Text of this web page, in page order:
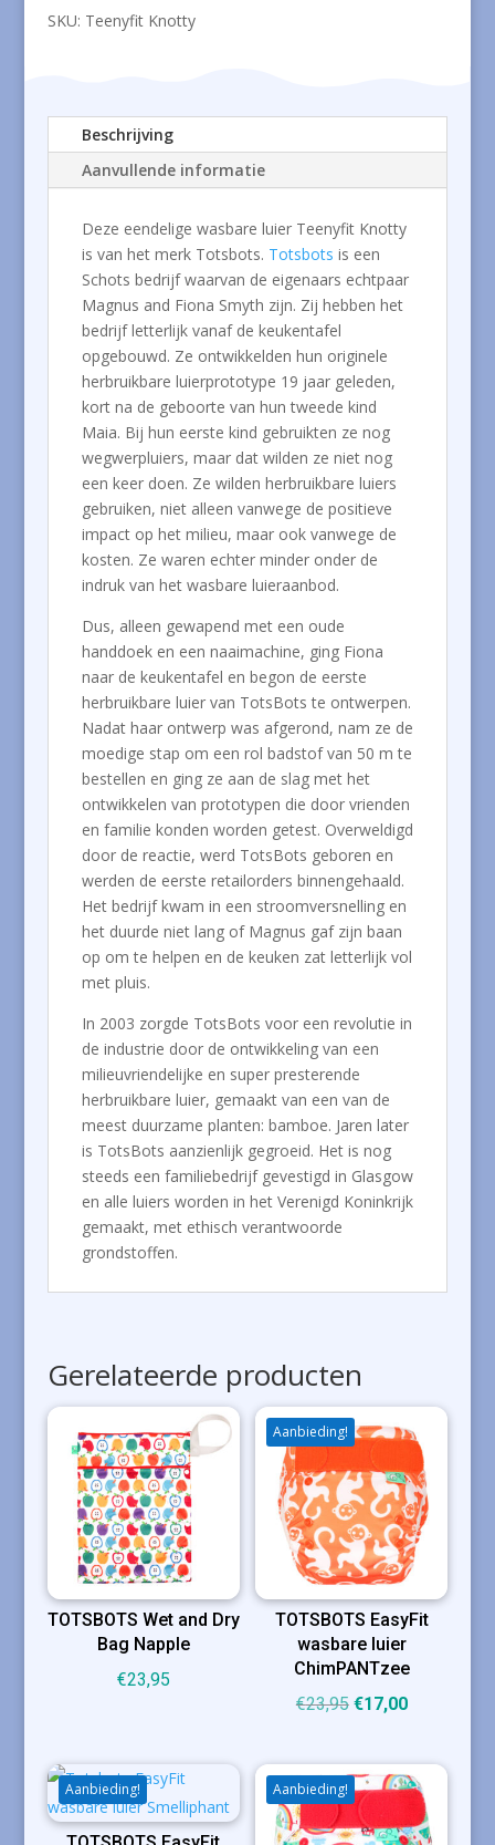
luier
allerkleinsten
aantal
SKU: Teenyfit Knotty
Beschrijving
Aanvullende informatie
Deze eendelige wasbare luier Teenyfit Knotty
is van het merk Totsbots. Totsbots is een
Schots bedrijf waarvan de eigenaars echtpaar
Magnus and Fiona Smyth zijn. Zij hebben het
bedrijf letterlijk vanaf de keukentafel
opgebouwd. Ze ontwikkelden hun originele
herbruikbare luierprototype 19 jaar geleden,
kort na de geboorte van hun tweede kind
Maia. Bij hun eerste kind gebruikten ze nog
wegwerpluiers, maar dat wilden ze niet nog
een keer doen. Ze wilden herbruikbare luiers
gebruiken, niet alleen vanwege de positieve
impact op het milieu, maar ook vanwege de
kosten. Ze waren echter minder onder de
indruk van het wasbare luieraanbod.
Dus, alleen gewapend met een oude
handdoek en een naaimachine, ging Fiona
naar de keukentafel en begon de eerste
herbruikbare luier van TotsBots te ontwerpen.
Nadat haar ontwerp was afgerond, nam ze de
moedige stap om een rol badstof van 50 m te
bestellen en ging ze aan de slag met het
ontwikkelen van prototypen die door vrienden
en familie konden worden getest. Overweldigd
door de reactie, werd TotsBots geboren en
werden de eerste retailorders binnengehaald.
Het bedrijf kwam in een stroomversnelling en
het duurde niet lang of Magnus gaf zijn baan
op om te helpen en de keuken zat letterlijk vol
met pluis.
In 2003 zorgde TotsBots voor een revolutie in
de industrie door de ontwikkeling van een
milieuvriendelijke en super presterende
herbruikbare luier, gemaakt van een van de
meest duurzame planten: bamboe. Jaren later
is TotsBots aanzienlijk gegroeid. Het is nog
steeds een familiebedrijf gevestigd in Glasgow
en alle luiers worden in het Verenigd Koninkrijk
gemaakt, met ethisch verantwoorde
grondstoffen.
Gerelateerde producten
TOTSBOTS Wet and Dry
Bag Napple
€23,95
Aanbieding!
TOTSBOTS EasyFit
wasbare luier
ChimPANTzee
€23,95 Oorspronkelijke
was:
€23,95.
€17,00Huidige
is:
€17,00.
Aanbieding! Aanbieding!